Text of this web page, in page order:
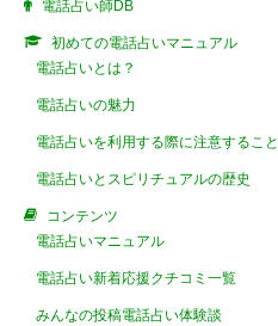
電話占い師DB
初めての電話占いマニュアル
電話占いとは？
電話占いの魅力
電話占いを利用する際に注意すること
電話占いとスピリチュアルの歴史
コンテンツ
電話占いマニュアル
電話占い新着応援クチコミ一覧
みんなの投稿電話占い体験談